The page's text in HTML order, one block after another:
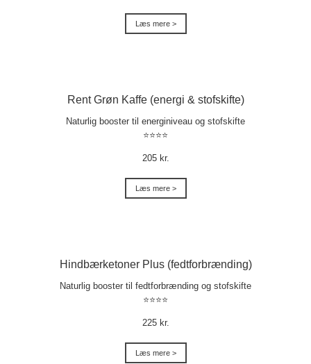
Læs mere >
Rent Grøn Kaffe (energi & stofskifte)
Naturlig booster til energiniveau og stofskifte
⭐⭐⭐⭐
205 kr.
Læs mere >
Hindbærketoner Plus (fedtforbrænding)
Naturlig booster til fedtforbrænding og stofskifte
⭐⭐⭐⭐
225 kr.
Læs mere >